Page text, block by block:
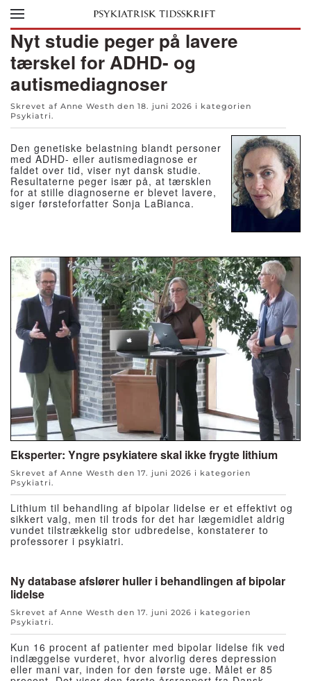
Skip to main content
Nyt studie peger på lavere
tærskel for ADHD- og
autismediagnoser
Skrevet af Anne Westh den 18. juni 2026 i kategorien
Psykiatri.
Den genetiske belastning blandt personer
med ADHD- eller autismediagnose er
faldet over tid, viser nyt dansk studie.
Resultaterne peger især på, at tærsklen
for at stille diagnoserne er blevet lavere,
siger førsteforfatter Sonja LaBianca.
Eksperter: Yngre psykiatere skal ikke frygte lithium
Skrevet af Anne Westh den 17. juni 2026 i kategorien
Psykiatri .
Lithium til behandling af bipolar lidelse er et effektivt og
sikkert valg, men til trods for det har lægemidlet aldrig
vundet tilstrækkelig stor udbredelse, konstaterer to
professorer i psykiatri.
Ny database afslører huller i behandlingen af bipolar
lidelse
Skrevet af Anne Westh den 17. juni 2026 i kategorien
Psykiatri .
Kun 16 procent af patienter med bipolar lidelse fik ved
indlæggelse vurderet, hvor alvorlig deres depression
eller mani var, inden for den første uge. Målet er 85